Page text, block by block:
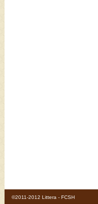
©2011-2012 Littera - FCSH